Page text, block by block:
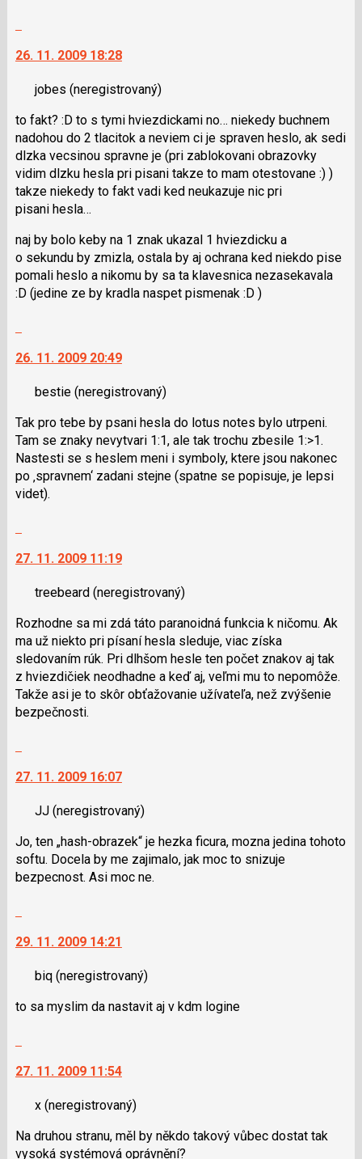
P
předchozí
nový
názor
další
názor.
navigaci
lze
použít
i
klávesy
N
pro
následující
a
P
názor
26. 11. 2009 18:28
jobes (neregistrovaný)
to fakt? :D to s tymi hviezdickami no… niekedy buchnem
nadohou do 2 tlacitok a neviem ci je spraven heslo, ak sedi
dlzka vecsinou spravne je (pri zablokovani obrazovky
vidim dlzku hesla pri pisani takze to mam otestovane :) )
takze niekedy to fakt vadi ked neukazuje nic pri
pisani hesla…
naj by bolo keby na 1 znak ukazal 1 hviezdicku a
o sekundu by zmizla, ostala by aj ochrana ked niekdo pise
pomali heslo a nikomu by sa ta klavesnica nezasekavala
:D (jedine ze by kradla naspet pismenak :D )
další
názor.
navigaci
lze
použít
i
klávesy
následující
P
předchozí
nový
názor
26. 11. 2009 20:49
bestie (neregistrovaný)
Tak pro tebe by psani hesla do lotus notes bylo utrpeni.
Tam se znaky nevytvari 1:1, ale tak trochu zbesile 1:>1.
Nastesti se s heslem meni i symboly, ktere jsou nakonec
po ‚spravnem‘ zadani stejne (spatne se popisuje, je lepsi
videt).
další
názor.
navigaci
lze
použít
i
klávesy
N
a
pro
nový
názor
27. 11. 2009 11:19
treebeard (neregistrovaný)
Rozhodne sa mi zdá táto paranoidná funkcia k ničomu. Ak
ma už niekto pri písaní hesla sleduje, viac získa
sledovaním rúk. Pri dlhšom hesle ten počet znakov aj tak
z hviezdičiek neodhadne a keď aj, veľmi mu to nepomôže.
Takže asi je to skôr obťažovanie užívateľa, než zvýšenie
bezpečnosti.
další
názor.
navigaci
lze
použít
N
následující
P
nový
názor
27. 11. 2009 16:07
JJ (neregistrovaný)
Jo, ten „hash-obrazek“ je hezka ficura, mozna jedina tohoto
softu. Docela by me zajimalo, jak moc to snizuje
bezpecnost. Asi moc ne.
další
názor.
navigaci
i
N
následující
29. 11. 2009 14:21
biq (neregistrovaný)
to sa myslim da nastavit aj v kdm logine
další
názor.
navigaci
27. 11. 2009 11:54
x (neregistrovaný)
Na druhou stranu, měl by někdo takový vůbec dostat tak
vysoká systémová oprávnění?